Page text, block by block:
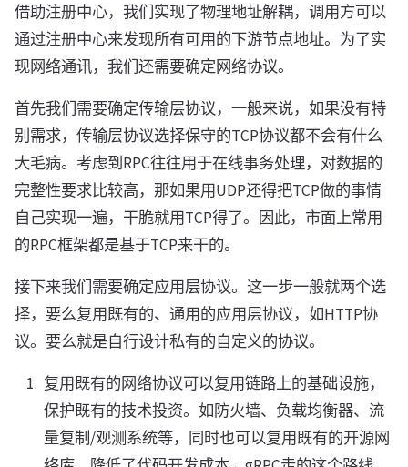
借助注册中心，我们实现了物理地址解耦，调用方可以
通过注册中心来发现所有可用的下游节点地址。为了实
现网络通讯，我们还需要确定网络协议。
首先我们需要确定传输层协议，一般来说，如果没有特
别需求，传输层协议选择保守的TCP协议都不会有什么
大毛病。考虑到RPC往往用于在线事务处理，对数据的
完整性要求比较高，那如果用UDP还得把TCP做的事情
自己实现一遍，干脆就用TCP得了。因此，市面上常用
的RPC框架都是基于TCP来干的。
接下来我们需要确定应用层协议。这一步一般就两个选
择，要么复用既有的、通用的应用层协议，如HTTP协
议。要么就是自行设计私有的自定义的协议。
复用既有的网络协议可以复用链路上的基础设施，
保护既有的技术投资。如防火墙、负载均衡器、流
量复制/观测系统等，同时也可以复用既有的开源网